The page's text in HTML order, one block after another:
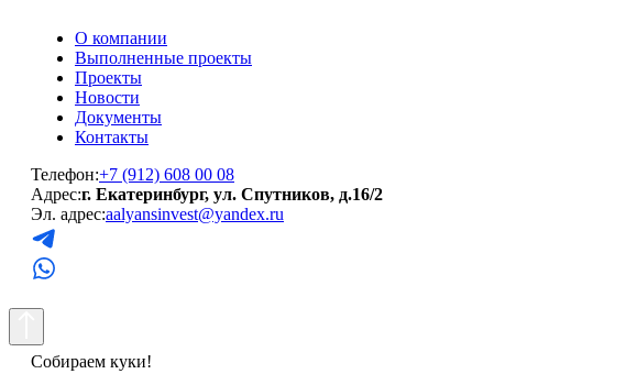
О компании
Выполненные проекты
Проекты
Новости
Документы
Контакты
Телефон:+7 (912) 608 00 08
Адрес:г. Екатеринбург, ул. Спутников, д.16/2
Эл. адрес:aalyansinvest@yandex.ru
Собираем куки!